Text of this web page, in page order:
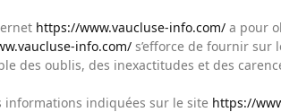
https://www.vaucluse-info.com/ a pour
info.com/ s’efforce de fournir sur
des oublis, des inexactitudes et des
informations indiquées sur le site https://